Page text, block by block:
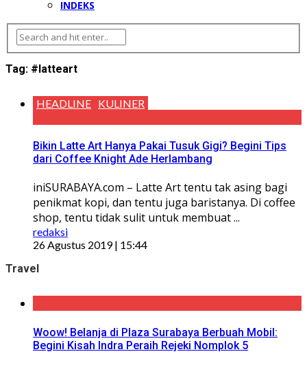
INDEKS
Tag: #latteart
HEADLINE KULINER
Bikin Latte Art Hanya Pakai Tusuk Gigi? Begini Tips
dari Coffee Knight Ade Herlambang
iniSURABAYA.com – Latte Art tentu tak asing bagi
penikmat kopi, dan tentu juga baristanya. Di coffee
shop, tentu tidak sulit untuk membuat ...
redaksi
26 Agustus 2019 | 15:44
Travel
Woow! Belanja di Plaza Surabaya Berbuah Mobil:
Begini Kisah Indra Peraih Rejeki Nomplok 5